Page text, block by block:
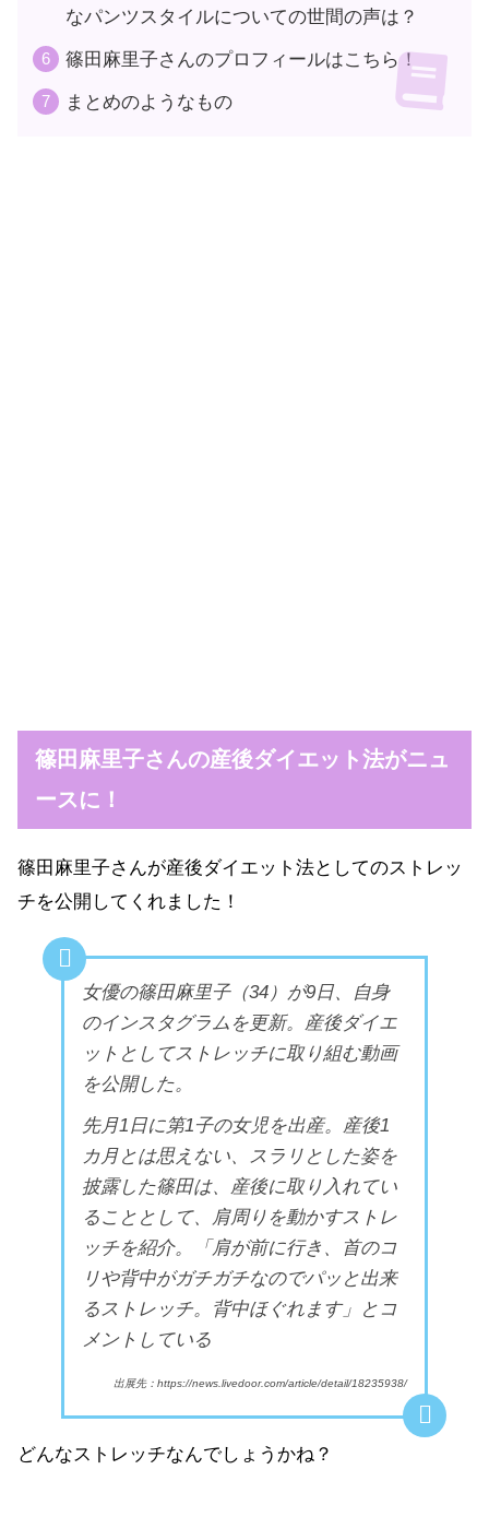
なパンツスタイルについての世間の声は？
篠田麻里子さんのプロフィールはこちら！
まとめのようなもの
篠田麻里子さんの産後ダイエット法がニュ
ースに！
篠田麻里子さんが産後ダイエット法としてのストレッ
チを公開してくれました！
女優の篠田麻里子（34）が9日、自身
のインスタグラムを更新。産後ダイエ
ットとしてストレッチに取り組む動画
を公開した。
先月1日に第1子の女児を出産。産後1
カ月とは思えない、スラリとした姿を
披露した篠田は、産後に取り入れてい
ることとして、肩周りを動かすストレ
ッチを紹介。「肩が前に行き、首のコ
リや背中がガチガチなのでパッと出来
るストレッチ。背中ほぐれます」とコ
メントしている
出展先：https://news.livedoor.com/article/detail/18235938/
どんなストレッチなんでしょうかね？